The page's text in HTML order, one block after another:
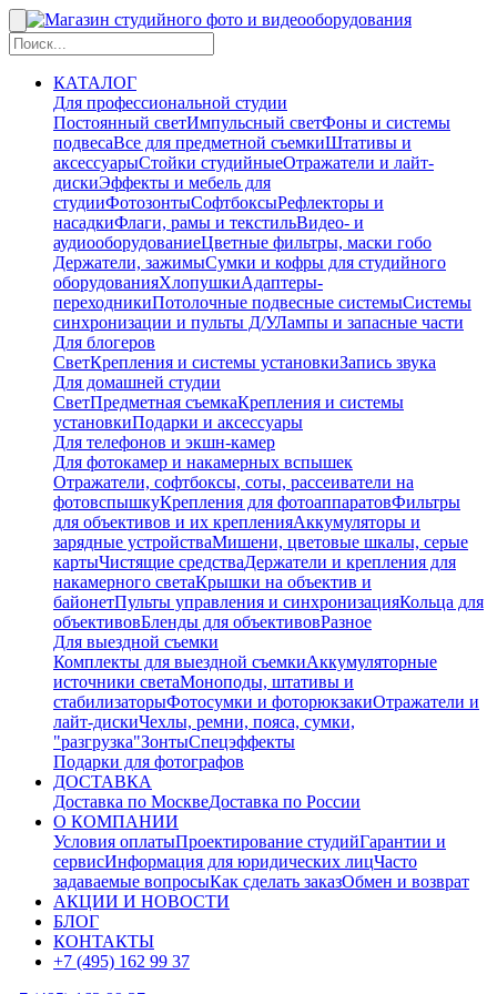
КАТАЛОГ
Для профессиональной студии
Постоянный светИмпульсный светФоны и системы
подвесаВсе для предметной съемкиШтативы и
аксессуарыСтойки студийныеОтражатели и лайт-
дискиЭффекты и мебель для
студииФотозонтыСофтбоксыРефлекторы и
насадкиФлаги, рамы и текстильВидео- и
аудиооборудованиеЦветные фильтры, маски гобо
Держатели, зажимыСумки и кофры для студийного
оборудованияХлопушкиАдаптеры-
переходникиПотолочные подвесные системыСистемы
синхронизации и пульты Д/УЛампы и запасные части
Для блогеров
СветКрепления и системы установкиЗапись звука
Для домашней студии
СветПредметная съемкаКрепления и системы
установкиПодарки и аксессуары
Для телефонов и экшн-камер
Для фотокамер и накамерных вспышек
Отражатели, софтбоксы, соты, рассеиватели на
фотовспышкуКрепления для фотоаппаратовФильтры
для объективов и их крепленияАккумуляторы и
зарядные устройстваМишени, цветовые шкалы, серые
картыЧистящие средстваДержатели и крепления для
накамерного светаКрышки на объектив и
байонетПульты управления и синхронизацияКольца для
объективовБленды для объективовРазное
Для выездной съемки
Комплекты для выездной съемкиАккумуляторные
источники светаМоноподы, штативы и
стабилизаторыФотосумки и фоторюкзакиОтражатели и
лайт-дискиЧехлы, ремни, пояса, сумки,
"разгрузка"ЗонтыСпецэффекты
Подарки для фотографов
ДОСТАВКА
Доставка по МосквеДоставка по России
О КОМПАНИИ
Условия оплатыПроектирование студийГарантии и
сервисИнформация для юридических лицЧасто
задаваемые вопросыКак сделать заказОбмен и возврат
АКЦИИ И НОВОСТИ
БЛОГ
КОНТАКТЫ
+7 (495) 162 99 37